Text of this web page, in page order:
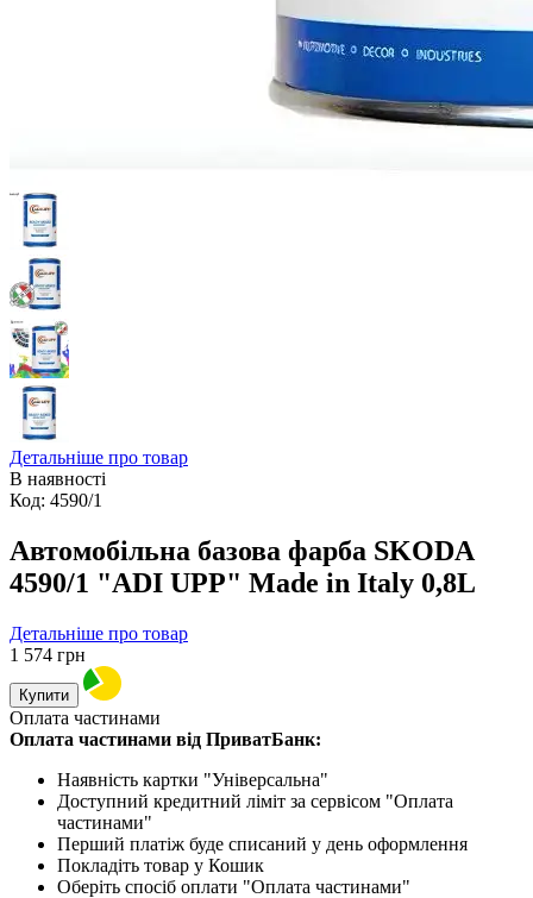
Детальніше про товар
В наявності
Код: 4590/1
Автомобільна базова фарба SKODA
4590/1 "ADI UPP" Made in Italy 0,8L
Детальніше про товар
1 574 грн
Купити
Оплата частинами
Оплата частинами від ПриватБанк:
Наявність картки "Універсальна"
Доступний кредитний ліміт за сервісом "Оплата
частинами"
Перший платіж буде списаний у день оформлення
Покладіть товар у Кошик
Оберіть спосіб оплати "Оплата частинами"